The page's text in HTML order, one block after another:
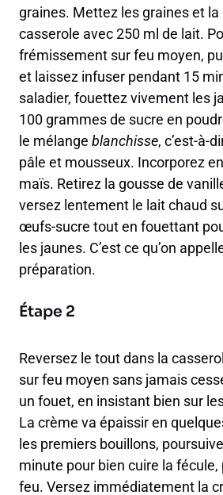
graines. Mettez les graines et la
casserole avec 250 ml de lait.
frémissement sur feu moyen,
et laissez infuser pendant 15
saladier, fouettez vivement les
100 grammes de sucre en
le mélange blanchisse, c’est-à-
pâle et mousseux. Incorporez
maïs. Retirez la gousse de
versez lentement le lait chaud
œufs-sucre tout en fouettant
les jaunes. C’est ce qu’on
préparation.
Étape 2
Reversez le tout dans la
sur feu moyen sans jamais
un fouet, en insistant bien sur
La crème va épaissir en
les premiers bouillons,
minute pour bien cuire la fécule,
feu. Versez immédiatement la